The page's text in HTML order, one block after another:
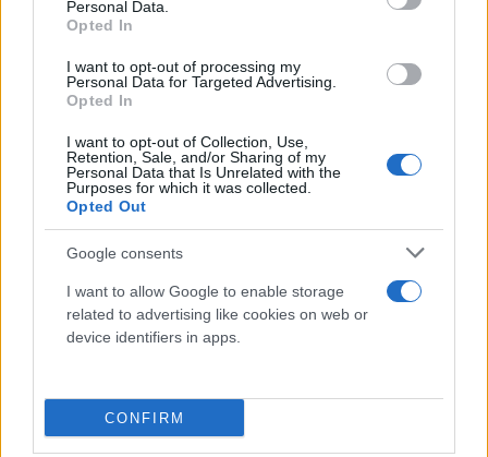
Personal Data.
Opted In
I want to opt-out of processing my
Personal Data for Targeted Advertising.
Opted In
I want to opt-out of Collection, Use,
Retention, Sale, and/or Sharing of my
Personal Data that Is Unrelated with the
Purposes for which it was collected.
Opted Out
Google consents
I want to allow Google to enable storage
related to advertising like cookies on web or
device identifiers in apps.
CONFIRM
Νέο Χωροταξικό για τον Τουρισμό: Ο χάρτης
επενδύσεων, οι περιοχές «υπό πίεση» και οι νέοι